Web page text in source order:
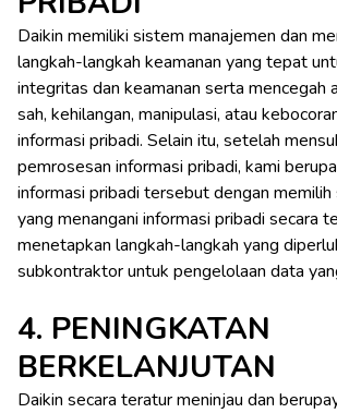
Daikin memiliki sistem manajemen dan
langkah-langkah keamanan yang tepat
integritas dan keamanan serta mencegah
sah, kehilangan, manipulasi, atau
informasi pribadi. Selain itu, setelah
pemrosesan informasi pribadi, kami
informasi pribadi tersebut dengan
yang menangani informasi pribadi secara
menetapkan langkah-langkah yang
subkontraktor untuk pengelolaan data
4. PENINGKATAN
BERKELANJUTAN
Daikin secara teratur meninjau dan